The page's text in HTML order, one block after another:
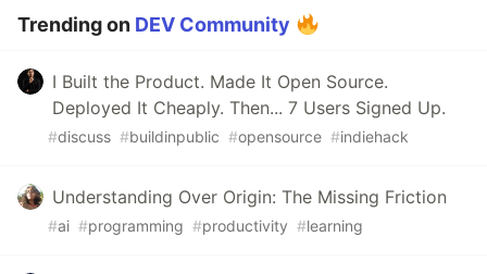
Trending on DEV Community
I Built the Product. Made It Open Source.
Deployed It Cheaply. Then... 7 Users Signed Up.
#discuss #buildinpublic #opensource #indiehack
Understanding Over Origin: The Missing Friction
#ai #programming #productivity #learning